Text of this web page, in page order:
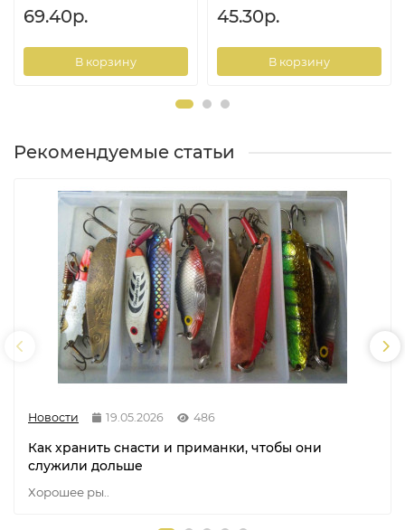
69.40р.
В корзину
45.30р.
В корзину
Рекомендуемые статьи
Новости 19.05.2026 486
Как хранить снасти и приманки, чтобы они
служили дольше
Хорошее ры..